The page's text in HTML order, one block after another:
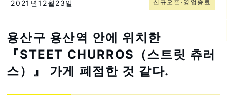
2021년12월23일 신규오픈⋅영업종료
용산구 용산역 안에 위치한
『STEET CHURROS（스트릿 츄러
스）』 가게 폐점한 것 같다.